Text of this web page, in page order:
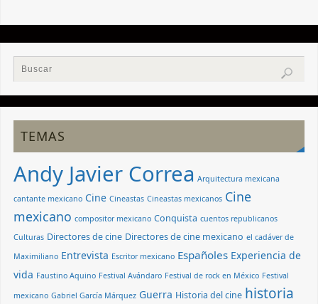
TEMAS
Andy Javier Correa Arquitectura mexicana
cantante mexicano Cine Cineastas Cineastas mexicanos Cine
mexicano compositor mexicano Conquista cuentos republicanos
Culturas Directores de cine Directores de cine mexicano el cadáver de
Maximiliano Entrevista Escritor mexicano Españoles Experiencia de
vida Faustino Aquino Festival Avándaro Festival de rock en México Festival
mexicano Gabriel García Márquez Guerra Historia del cine historia